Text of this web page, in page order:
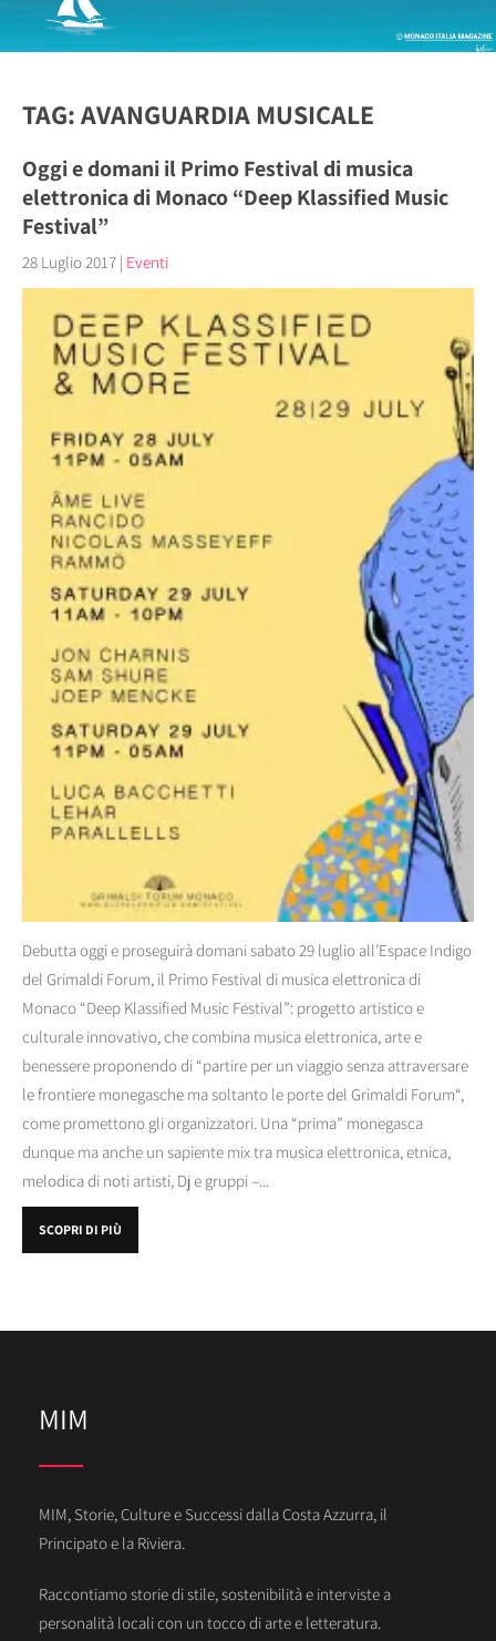
TAG: AVANGUARDIA MUSICALE
Oggi e domani il Primo Festival di musica
elettronica di Monaco “Deep Klassified Music
Festival”
28 Luglio 2017 | Eventi
Debutta oggi e proseguirà domani sabato 29 luglio all’Espace Indigo
del Grimaldi Forum, il Primo Festival di musica elettronica di
Monaco “Deep Klassified Music Festival”: progetto artistico e
culturale innovativo, che combina musica elettronica, arte e
benessere proponendo di “partire per un viaggio senza attraversare
le frontiere monegasche ma soltanto le porte del Grimaldi Forum“,
come promettono gli organizzatori. Una “prima” monegasca
dunque ma anche un sapiente mix tra musica elettronica, etnica,
melodica di noti artisti, Dj e gruppi –...
SCOPRI DI PIÙ
MIM
MIM, Storie, Culture e Successi dalla Costa Azzurra, il
Principato e la Riviera.
Raccontiamo storie di stile, sostenibilità e interviste a
personalità locali con un tocco di arte e letteratura.